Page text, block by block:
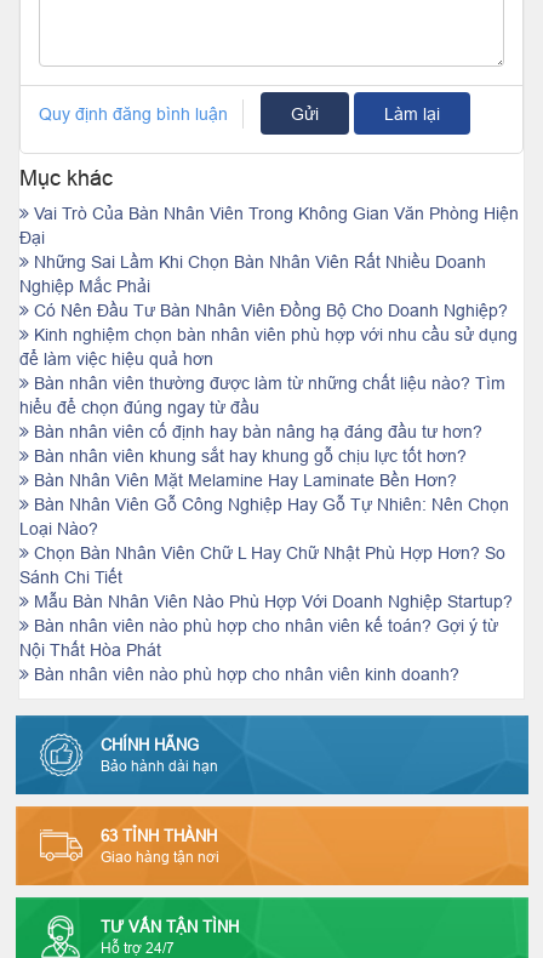
Quy định đăng bình luận Gửi Làm lại
Mục khác
Vai Trò Của Bàn Nhân Viên Trong Không Gian Văn Phòng Hiện
Đại
Những Sai Lầm Khi Chọn Bàn Nhân Viên Rất Nhiều Doanh
Nghiệp Mắc Phải
Có Nên Đầu Tư Bàn Nhân Viên Đồng Bộ Cho Doanh Nghiệp?
Kinh nghiệm chọn bàn nhân viên phù hợp với nhu cầu sử dụng
để làm việc hiệu quả hơn
Bàn nhân viên thường được làm từ những chất liệu nào? Tìm
hiểu để chọn đúng ngay từ đầu
Bàn nhân viên cố định hay bàn nâng hạ đáng đầu tư hơn?
Bàn nhân viên khung sắt hay khung gỗ chịu lực tốt hơn?
Bàn Nhân Viên Mặt Melamine Hay Laminate Bền Hơn?
Bàn Nhân Viên Gỗ Công Nghiệp Hay Gỗ Tự Nhiên: Nên Chọn
Loại Nào?
Chọn Bàn Nhân Viên Chữ L Hay Chữ Nhật Phù Hợp Hơn? So
Sánh Chi Tiết
Mẫu Bàn Nhân Viên Nào Phù Hợp Với Doanh Nghiệp Startup?
Bàn nhân viên nào phù hợp cho nhân viên kế toán? Gợi ý từ
Nội Thất Hòa Phát
Bàn nhân viên nào phù hợp cho nhân viên kinh doanh?
CHÍNH HÃNG
Bảo hành dài hạn
63 TỈNH THÀNH
Giao hàng tận nơi
TƯ VẤN TẬN TÌNH
Hỗ trợ 24/7